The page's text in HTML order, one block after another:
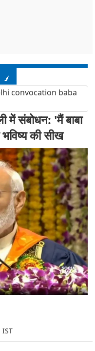
convocation baba
में संबोधन: 'मैं बाबा
भविष्य की सीख
IST